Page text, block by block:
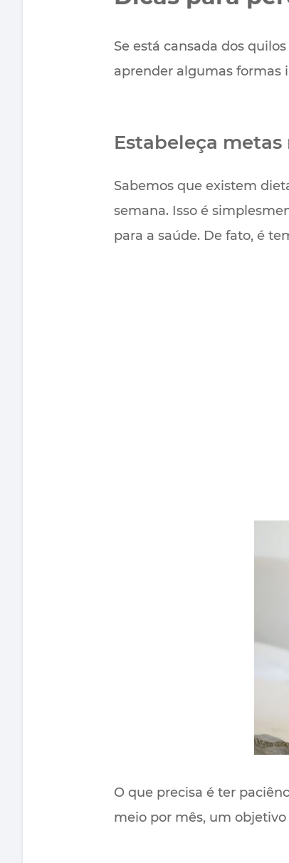
Se está cansada dos
aprender algumas formas
Estabeleça metas
Sabemos que existem
semana. Isso é
para a saúde. De fato, é
O que precisa é ter
meio por mês, um